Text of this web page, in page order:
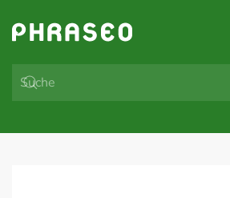
Zum Hauptinhalt springen